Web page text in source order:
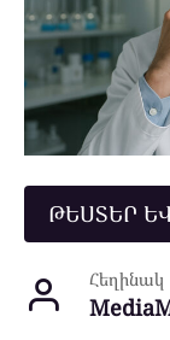
ԹԵՍՏԵՐ
Հեղինակ